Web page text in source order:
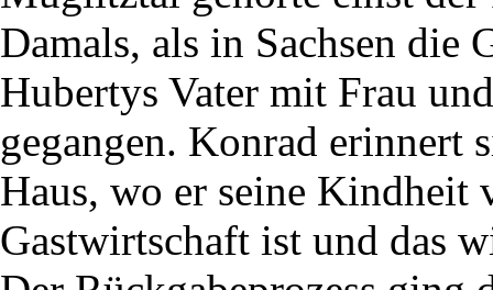
Damals, als in Sachsen die
Hubertys Vater mit Frau
gegangen. Konrad erinnert
Haus, wo er seine Kindheit
Gastwirtschaft ist und das